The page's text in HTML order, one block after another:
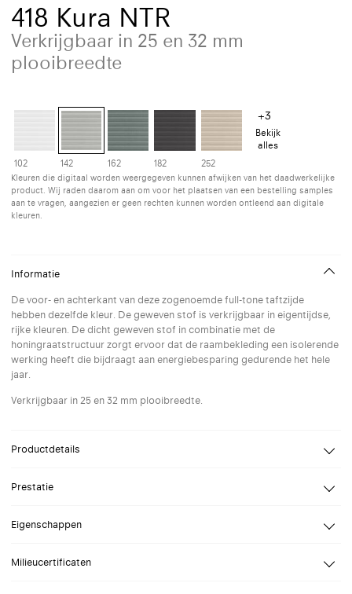
418 Kura NTR
Verkrijgbaar in 25 en 32 mm
plooibreedte
102 142 162 182 252
+3
Bekijk
alles
Kleuren die digitaal worden weergegeven kunnen afwijken van het daadwerkelijke
product. Wij raden daarom aan om voor het plaatsen van een bestelling samples
aan te vragen, aangezien er geen rechten kunnen worden ontleend aan digitale
kleuren.
Informatie
De voor- en achterkant van deze zogenoemde full-tone taftzijde
hebben dezelfde kleur. De geweven stof is verkrijgbaar in eigentijdse,
rijke kleuren. De dicht geweven stof in combinatie met de
honingraatstructuur zorgt ervoor dat de raambekleding een isolerende
werking heeft die bijdraagt aan energiebesparing gedurende het hele
jaar.
Verkrijgbaar in 25 en 32 mm plooibreedte.
Productdetails
Openheidsfactor
Lichtechtheid
Prestatie
Reflectie
Eigenschappen
(2) Isolatieverbetering: 24%
Milieucertificaten